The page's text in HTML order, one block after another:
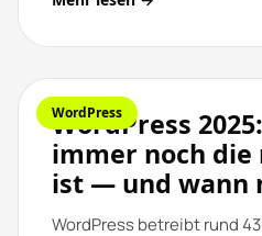
WordPress
WordPress
immer noch
ist — und wann
WordPress betreibt rund